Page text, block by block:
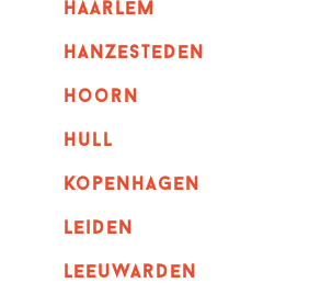
haarlem
hanzesteden
hoorn
hull
kopenhagen
leiden
leeuwarden